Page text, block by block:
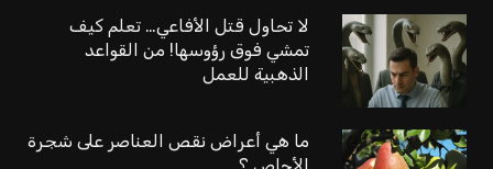
لا تحاول قتل الأفاعي… تعلم كيف
تمشي فوق رؤوسها! من القواعد
الذهبية للعمل
ما هي أعراض نقص العناصر على شجرة